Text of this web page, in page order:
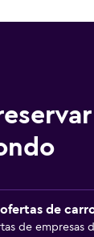
ofertas de
de empresas